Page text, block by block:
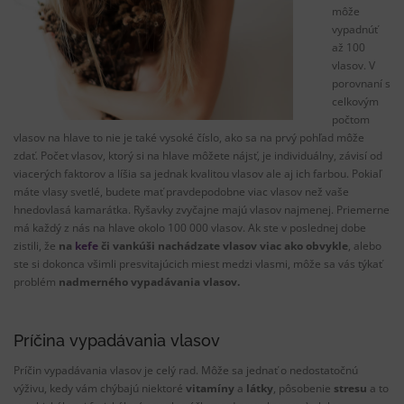
môže
vypadnúť
až 100
vlasov. V
porovnaní s
celkovým
počtom
vlasov na hlave to nie je také vysoké číslo, ako sa na prvý pohľad môže
zdať. Početvlasov, ktorý si na hlave môžete nájsť, je individuálny, závisí od
viacerých faktorov a líšia sa jednak kvalitou vlasov ale aj ich farbou. Pokiaľ
máte vlasy svetlé, budete mať pravdepodobne viac vlasov než vaše
hnedovlasá kamarátka. Ryšavky zvyčajne majú vlasov najmenej. Priemerne
má každý z nás na hlave okolo 100 000 vlasov. Ak ste v poslednej dobe
zistili, že na kefe či vankúši nachádzatevlasovviac ako obvykle, alebo
ste si dokonca všimli presvitajúcich miest medzi vlasmi, môže sa vás týkať
problém nadmernéhovypadávania vlasov.
Príčina vypadávania vlasov
Príčin vypadávania vlasov je celý rad. Môže sa jednať o nedostatočnú
výživu, kedy vám chýbajú niektoré vitamíny a látky, pôsobenie stresu a to